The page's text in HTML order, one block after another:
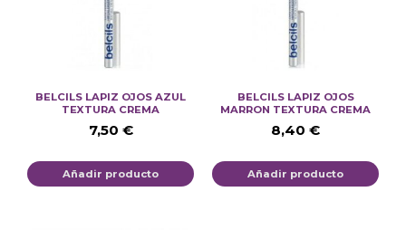
BELCILS LAPIZ OJOS AZUL
TEXTURA CREMA
7,50 €
Añadir producto
BELCILS LAPIZ OJOS
MARRON TEXTURA CREMA
8,40 €
Añadir producto